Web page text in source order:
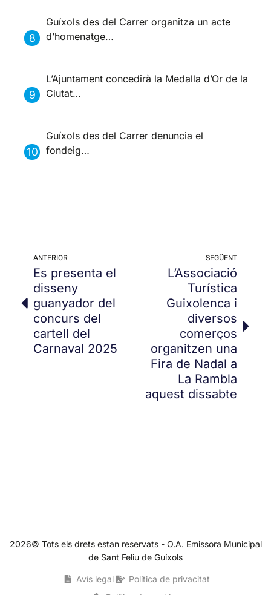
Guíxols des del Carrer organitza un acte
d’homenatge…
L’Ajuntament concedirà la Medalla d’Or de la
Ciutat…
Guíxols des del Carrer denuncia el
fondeig…
ANTERIOR
Es presenta el
disseny
guanyador del
concurs del
cartell del
Carnaval 2025
SEGÜENT
L’Associació
Turística
Guixolenca i
diversos
comerços
organitzen una
Fira de Nadal a
La Rambla
aquest dissabte
2026© Tots els drets estan reservats - O.A. Emissora Municipal
de Sant Feliu de Guíxols
Avís legal
Política de privacitat